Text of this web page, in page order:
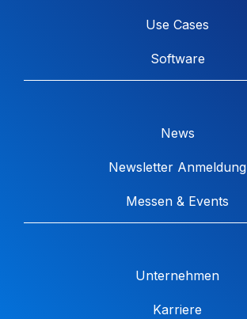
Use Cases
Software
News
Newsletter Anmeldung
Messen & Events
Unternehmen
Karriere